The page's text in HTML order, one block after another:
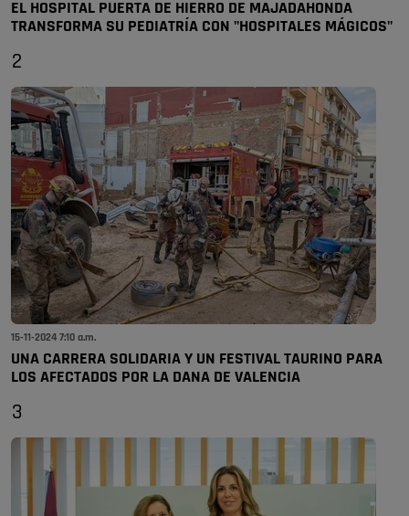
EL HOSPITAL PUERTA DE HIERRO DE MAJADAHONDA
TRANSFORMA SU PEDIATRÍA CON "HOSPITALES MÁGICOS"
2
15-11-2024 7:10 a.m.
UNA CARRERA SOLIDARIA Y UN FESTIVAL TAURINO PARA
LOS AFECTADOS POR LA DANA DE VALENCIA
3